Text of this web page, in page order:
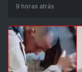
9 horas atrás